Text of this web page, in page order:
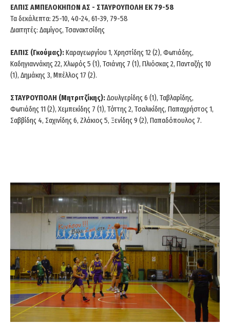
ΕΛΠΙΣ ΑΜΠΕΛΟΚΗΠΩΝ ΑΣ - ΣΤΑΥΡΟΥΠΟΛΗ ΕΚ 79-58
Τα δεκάλεπτα: 25-10, 40-24, 61-39, 79-58
Διαιτητές: Δαμίγος, Τσανακτσίδης
ΕΛΠΙΣ (Γκούμας):Καραγεωργίου 1, Χρηστίδης 12 (2), Φωτιάδης,
Καδηγιαννάκης 22, Χλωρός 5 (1), Τσιάνης 7 (1), Πλιόσκας 2, Πανταζής 10
(1), Δημάκης 3, Μπέλλος 17 (2).
ΣΤΑΥΡΟΥΠΟΛΗ (Μητριτζίκης):Δουλγερίδης 6 (1), Ταβλαρίδης,
Φωτιάδης 11 (2), Χεμπεκίδης 7 (1), Τόττης 2, Τσαλικίδης, Παπαχρήστος 1,
Σαββίδης 4, Σαχινίδης 6, Ζλάκιος 5, Ξενίδης 9 (2), Παπαδόπουλος 7.